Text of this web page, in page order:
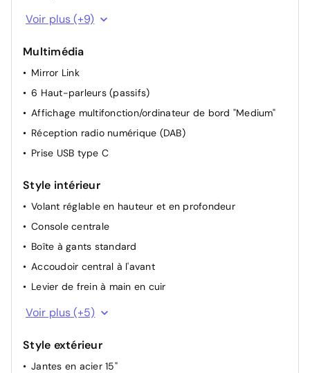
Rétroviseur intérieur de sécurité à réglage jour/nuit
Rétroviseur extérieur côté conducteur convexe, côté
passager avant convexe
Rétroviseur extérieur réglable/dégivrant électriquement
Système Start & Stop
Réglage du site des projecteurs
Buses de lave-glace dégivrantes, à l'avant
Essuie-glace / lave-glace de lunette arrière avec
fonctionnement intermittent
Voir plus (+9)
Multimédia
Mirror Link
6 Haut-parleurs (passifs)
Affichage multifonction/ordinateur de bord "Medium"
Réception radio numérique (DAB)
Prise USB type C
Style intérieur
Volant réglable en hauteur et en profondeur
Console centrale
Boîte à gants standard
Accoudoir central à l'avant
Levier de frein à main en cuir
Pommeau/poignée de levier de vitesses en cuir
AV
Volant cuir
Voir plus (+5)
Style extérieur
Jantes en acier 15"